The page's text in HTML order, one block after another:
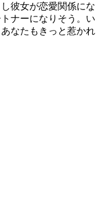
彼女が恋愛関係にな
ナーになりそう。い
なたもきっと惹かれ